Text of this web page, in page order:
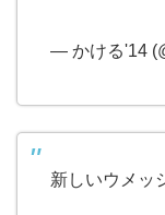
— かける'14
新しいウメッ